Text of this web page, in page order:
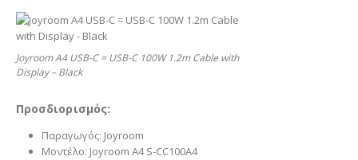
Joyroom A4 USB-C = USB-C 100W 1.2m Cable with
Display – Black
Προσδιορισμός:
Παραγωγός: Joyroom
Μοντέλο: Joyroom A4 S-CC100A4